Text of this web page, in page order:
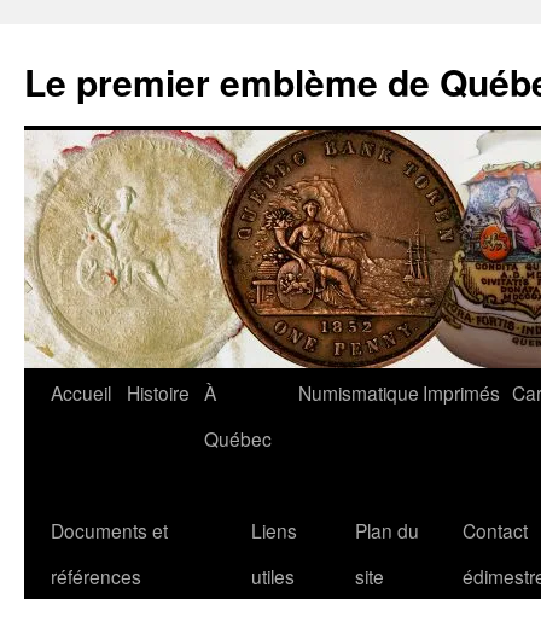
contenu
Le premier emblème de
Accueil Histoire À
Québec
Numismatique Imprimés
Documents et
références
Liens
utiles
Plan du
site
Contact